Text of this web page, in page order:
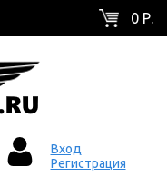
0 Р.
Вход
Регистрация